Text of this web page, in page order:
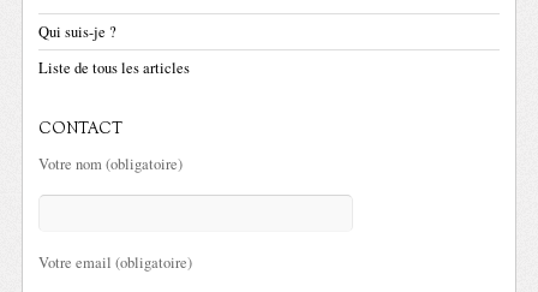
Qui suis-je ?
Liste de tous les articles
CONTACT
Votre nom (obligatoire)
Votre email (obligatoire)